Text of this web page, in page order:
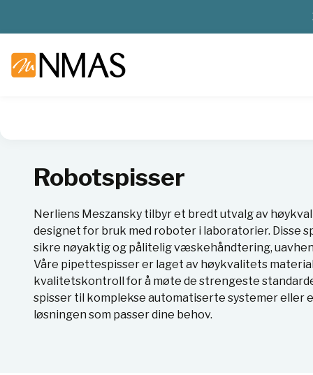
Robotspisser
Nerliens Meszansky tilbyr et bredt utvalg av
designet for bruk med roboter i laboratorier. Disse
sikre nøyaktig og pålitelig væskehåndtering,
Våre pipettespisser er laget av høykvalitets
kvalitetskontroll for å møte de strengeste
spisser til komplekse automatiserte systemer eller
løsningen som passer dine behov.